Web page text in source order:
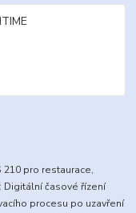
210 pro restaurace,
Digitální časové řízení
procesu po uzavření